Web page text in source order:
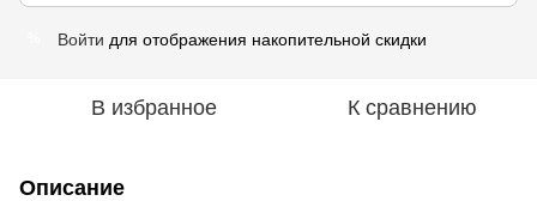
Войти для отображения накопительной скидки
В избранное К сравнению
Описание